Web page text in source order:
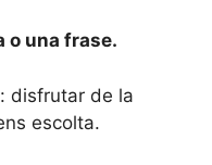
o una frase.
disfrutar de la
escolta.